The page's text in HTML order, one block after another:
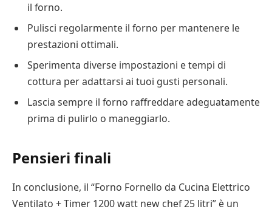
il forno.
Pulisci regolarmente il forno per mantenere le
prestazioni ottimali.
Sperimenta diverse impostazioni e tempi di
cottura per adattarsi ai tuoi gusti personali.
Lascia sempre il forno raffreddare adeguatamente
prima di pulirlo o maneggiarlo.
Pensieri finali
In conclusione, il “Forno Fornello da Cucina Elettrico
Ventilato + Timer 1200 watt new chef 25 litri” è un